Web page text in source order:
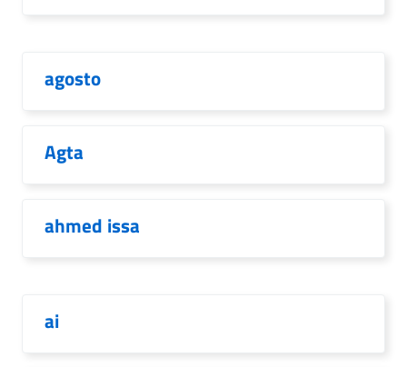
agosto
Agta
ahmed issa
ai